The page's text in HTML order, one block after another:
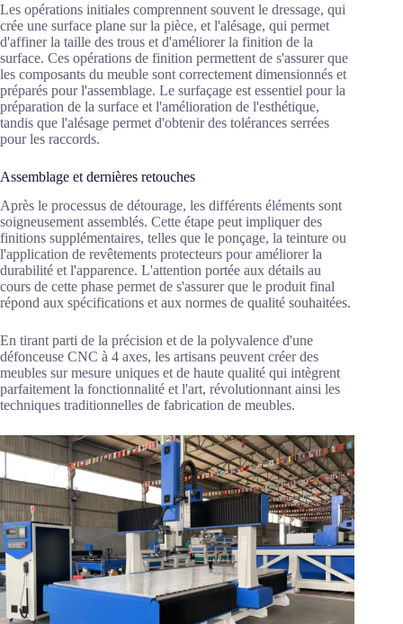
Les opérations initiales comprennent souvent le dressage, qui
crée une surface plane sur la pièce, et l'alésage, qui permet
d'affiner la taille des trous et d'améliorer la finition de la
surface. Ces opérations de finition permettent de s'assurer que
les composants du meuble sont correctement dimensionnés et
préparés pour l'assemblage. Le surfaçage est essentiel pour la
préparation de la surface et l'amélioration de l'esthétique,
tandis que l'alésage permet d'obtenir des tolérances serrées
pour les raccords.
Assemblage et dernières retouches
Après le processus de détourage, les différents éléments sont
soigneusement assemblés. Cette étape peut impliquer des
finitions supplémentaires, telles que le ponçage, la teinture ou
l'application de revêtements protecteurs pour améliorer la
durabilité et l'apparence. L'attention portée aux détails au
cours de cette phase permet de s'assurer que le produit final
répond aux spécifications et aux normes de qualité souhaitées.
En tirant parti de la précision et de la polyvalence d'une
défonceuse CNC à 4 axes, les artisans peuvent créer des
meubles sur mesure uniques et de haute qualité qui intègrent
parfaitement la fonctionnalité et l'art, révolutionnant ainsi les
techniques traditionnelles de fabrication de meubles.